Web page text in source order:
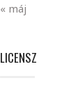
« máj
LICENSZ